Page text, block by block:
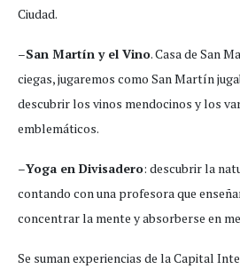
Ciudad.
–San Martín y el Vino. Casa de San
ciegas, jugaremos como San Martín
descubrir los vinos mendocinos y los
emblemáticos.
–Yoga en Divisadero: descubrir la
contando con una profesora que
concentrar la mente y absorberse en
Se suman experiencias de la Capital